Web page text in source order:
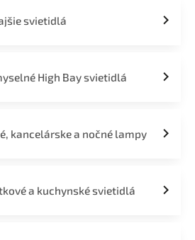
svietidlá
High Bay svietidlá
kancelárske a nočné lampy
a kuchynské svietidlá